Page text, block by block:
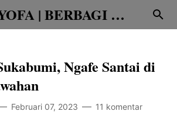
BAIT YOFA | BERBAGI CERITA
Ngafe Santai di
Februari 07, 2023 11 komentar